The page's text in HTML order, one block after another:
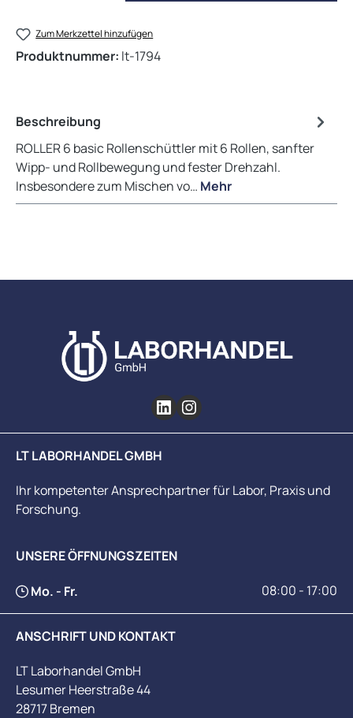
Zum Merkzettel hinzufügen
Produktnummer: lt-1794
Beschreibung
ROLLER 6 basic Rollenschüttler mit 6 Rollen, sanfter
Wipp- und Rollbewegung und fester Drehzahl.
Insbesondere zum Mischen vo… Mehr
LT LABORHANDEL GMBH
Ihr kompetenter Ansprechpartner für Labor, Praxis und
Forschung.
UNSERE ÖFFNUNGSZEITEN
Mo. - Fr. 08:00 - 17:00
ANSCHRIFT UND KONTAKT
LT Laborhandel GmbH
Lesumer Heerstraße 44
28717 Bremen